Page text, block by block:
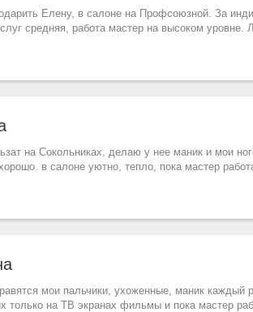
Елену, в салоне на Профсоюзной. За
средняя, работа мастер на высоком
на Сокольниках, делаю у нее маник и мои
в салоне уютно, тепло, пока мастер
мои пальчики, ухоженные, маник каждый
только на ТВ экранах фильмы и пока мастер